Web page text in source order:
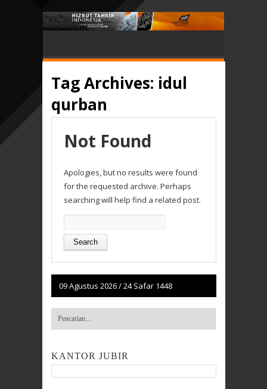
Tag Archives: idul
qurban
Not Found
Apologies, but no results were found
for the requested archive. Perhaps
searching will help find a related post.
for:
09 Agustus 2026/24 Safar 1448
KANTOR JUBIR